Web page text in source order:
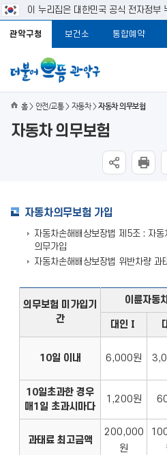
이 누리집은 대한민국 공식 전자정부
관악구청 보건소 통합예약
홈 안전/교통 자동차 자동차 의무보험
자동차 의무보험
자동차의무보험 가입
자동차손해배상보장법 제5조 : 자동
의무가입
자동차손해배상보장법 위반차량 과
의무보험 미가입기
간
이륜자동
대인Ⅰ
10일 이내 6,000원
10일초과한 경우
매1일 초과시마다
1,200원
과태료 최고금액
200,000
원